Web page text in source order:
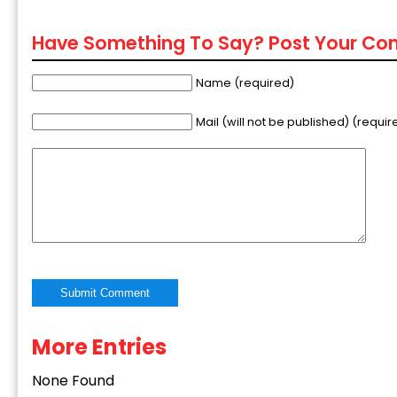
Have Something To Say? Post Your
Name (required)
Mail (will not be published)
Alternative:
More Entries
None Found